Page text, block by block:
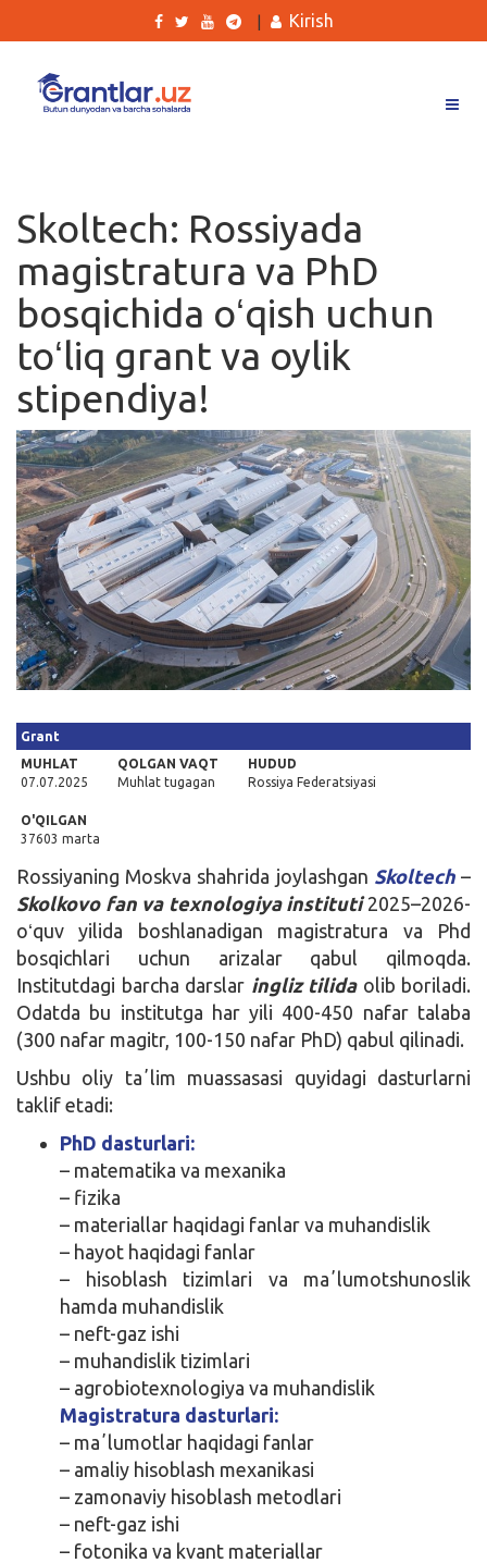
Ishlar
Kurslar
Blog
Yana
Qidirish
Kirish
Kirish
Skoltech: Rossiyada
magistratura va PhD
bosqichida oʻqish uchun
toʻliq grant va oylik
stipendiya!
Grant
MUHLAT
07.07.2025
QOLGAN VAQT
Muhlat tugagan
HUDUD
Rossiya Federatsiyasi
O'QILGAN
37603 marta
Rossiyaning Moskva shahrida joylashgan Skoltech–
Skolkovo fan va texnologiya instituti2025–2026-
oʻquv yilida boshlanadigan magistratura va Phd
bosqichlari uchun arizalar qabul qilmoqda.
Institutdagi barcha darslar ingliz tilidaolib boriladi.
Odatda bu institutga har yili 400-450 nafar talaba
(300 nafar magitr, 100-150 nafar PhD) qabul qilinadi.
Ushbu oliy taʼlim muassasasi quyidagi dasturlarni
taklif etadi:
PhD dasturlari:
– matematika va mexanika
– fizika
– materiallar haqidagi fanlar va muhandislik
– hayot haqidagi fanlar
– hisoblash tizimlari va maʼlumotshunoslik
hamda muhandislik
– neft-gaz ishi
– muhandislik tizimlari
– agrobiotexnologiya va muhandislik
Magistratura dasturlari:
– maʼlumotlar haqidagi fanlar
– amaliy hisoblash mexanikasi
– zamonaviy hisoblash metodlari
– neft-gaz ishi
– fotonika va kvant materiallar